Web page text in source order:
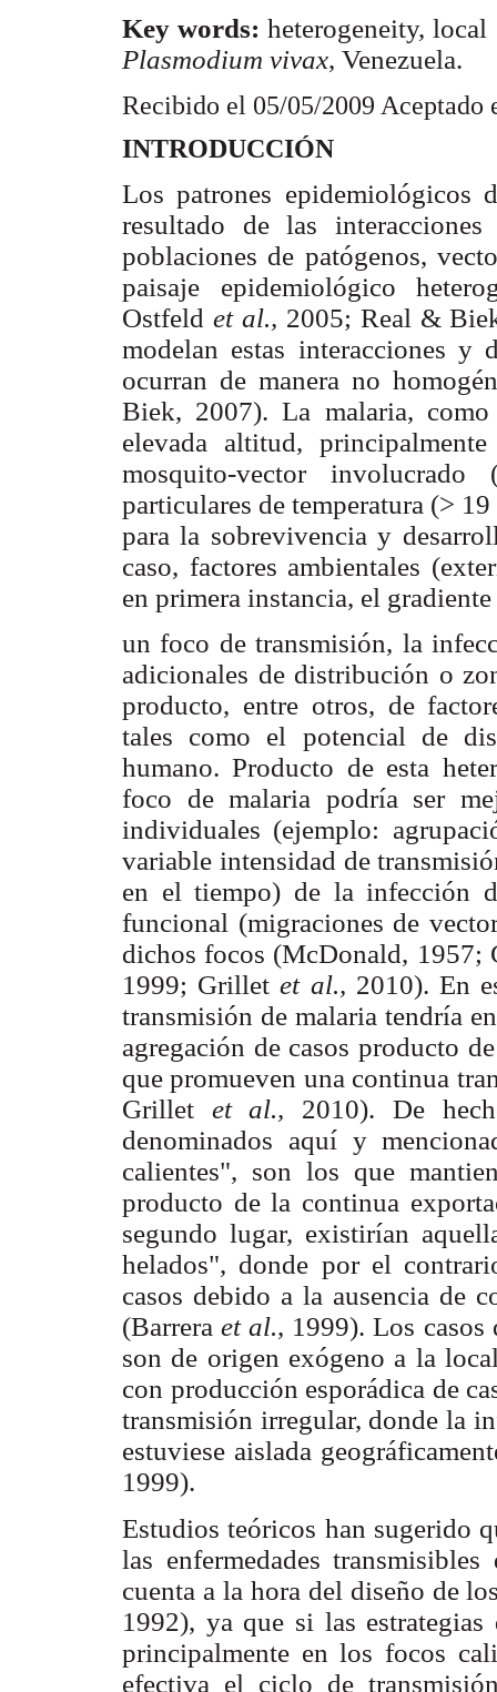
Key words:heterogeneity,
Plasmodium vivax, Venezuela.
Recibido el 05/05/2009 Aceptado
INTRODUCCIÓN
Los patrones epidemiológicos
resultado de las
poblaciones de patógenos,
paisaje epidemiológico
Ostfeld et al., 2005; Real &
modelan estas interacciones y
ocurran de manera no
Biek, 2007). La malaria,
elevada altitud,
mosquito-vector involucrado
particulares de temperatura (>
para la sobrevivencia y
caso, factores ambientales
en primera instancia, el
un foco de transmisión, la
adicionales de distribución o
producto, entre otros, de
tales como el potencial de
humano. Producto de esta
foco de malaria podría ser
individuales (ejemplo:
variable intensidad de
en el tiempo) de la infección
funcional (migraciones de
dichos focos (McDonald,
1999; Grilletet al., 2010). En
transmisión de malaria tendría
agregación de casos producto
que promueven una continua
Grillet et al., 2010). De
denominados aquí y
calientes", son los que
producto de la continua
segundo lugar, existirían
helados", donde por el
casos debido a la ausencia de
(Barreraet al., 1999). Los casos
son de origen exógeno a la
con producción esporádica de
transmisión irregular, donde la
estuviese aislada
1999).
Estudios teóricos han sugerido
las enfermedades
cuenta a la hora del diseño de
1992), ya que si las
principalmente en los focos
efectiva el ciclo de